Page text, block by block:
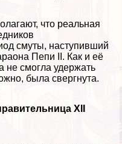
что реальная
смуты, наступивший
Пепи II. Как и её
не смогла удержать
была свергнута.
XII